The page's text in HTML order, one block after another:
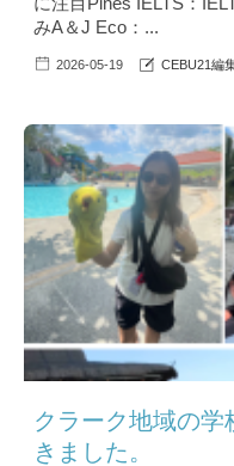
みA＆J Eco：...
2026-05-19 CEBU21編
クラーク地域の学
きました。